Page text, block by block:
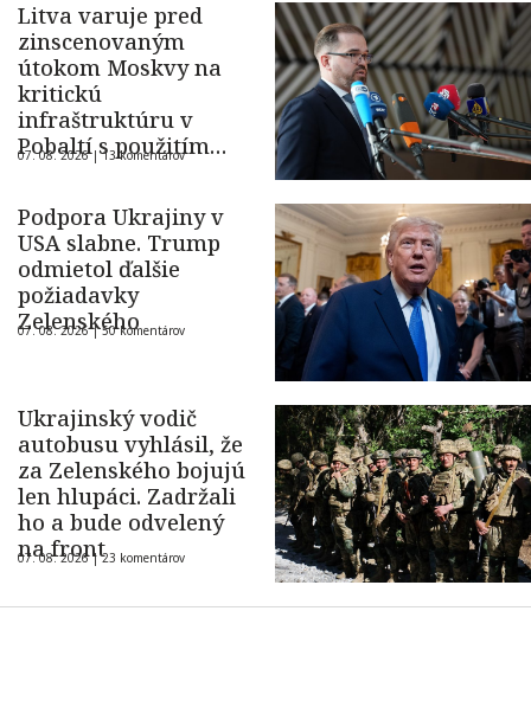
Litva varuje pred
zinscenovaným
útokom Moskvy na
kritickú
infraštruktúru v
Pobaltí s použitím
ukrajinského dronu
07. 08. 2026 |13 komentárov
Podpora Ukrajiny v
USA slabne. Trump
odmietol ďalšie
požiadavky
Zelenského
07. 08. 2026 |50 komentárov
Ukrajinský vodič
autobusu vyhlásil, že
za Zelenského bojujú
len hlupáci. Zadržali
ho a bude odvelený
na front
07. 08. 2026 |23 komentárov